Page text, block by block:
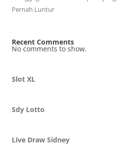
Pernah Luntur
Recent Comments
No comments to show.
Slot XL
Sdy Lotto
Live Draw Sidney